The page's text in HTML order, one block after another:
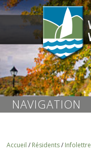
NAVIGATION
Accueil / Résidents/ Infolettre